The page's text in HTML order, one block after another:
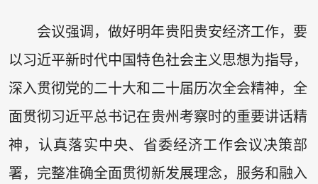
会议强调，做好明年贵阳贵安经济工作，要
以习近平新时代中国特色社会主义思想为指导，
深入贯彻党的二十大和二十届历次全会精神，全
面贯彻习近平总书记在贵州考察时的重要讲话精
神，认真落实中央、省委经济工作会议决策部
署，完整准确全面贯彻新发展理念，服务和融入